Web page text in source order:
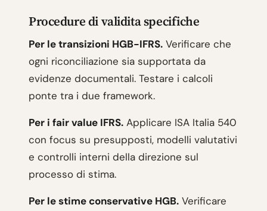
Procedure di validita specifiche
Per le transizioni HGB-IFRS. Verificare che
ogni riconciliazione sia supportata da
evidenze documentali. Testare i calcoli
ponte tra i due framework.
Per i fair value IFRS. Applicare ISA Italia 540
con focus su presupposti, modelli valutativi
e controlli interni della direzione sul
processo di stima.
Per le stime conservative HGB. Verificare